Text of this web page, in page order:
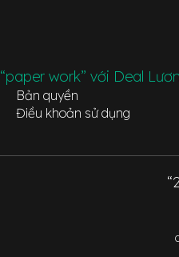
“paper work” với Deal
Bản quyền
Điều khoản sử dụng